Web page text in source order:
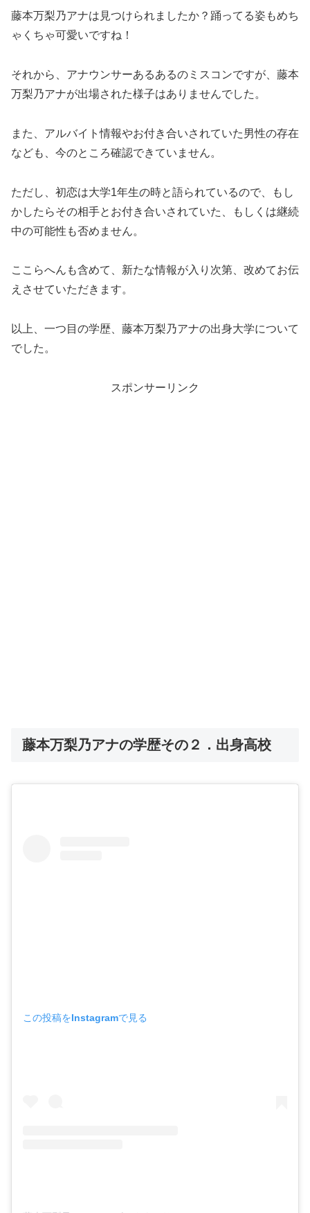
藤本万梨乃アナは見つけられましたか？踊ってる姿もめち
ゃくちゃ可愛いですね！
それから、アナウンサーあるあるのミスコンですが、藤本
万梨乃アナが出場された様子はありませんでした。
また、アルバイト情報やお付き合いされていた男性の存在
なども、今のところ確認できていません。
ただし、初恋は大学1年生の時と語られているので、もし
かしたらその相手とお付き合いされていた、もしくは継続
中の可能性も否めません。
ここらへんも含めて、新たな情報が入り次第、改めてお伝
えさせていただきます。
以上、一つ目の学歴、藤本万梨乃アナの出身大学について
でした。
スポンサーリンク
藤本万梨乃アナの学歴その２．出身高校
この投稿をInstagramで見る